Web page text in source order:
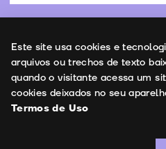
Este site usa cookies e
arquivos ou trechos de texto
quando o visitante acessa um
cookies deixados no seu
Termos de Uso